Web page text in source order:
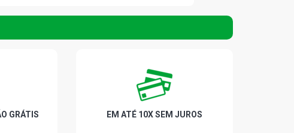
HATCH 1.0 8V EA111 FLEX (2004 -
HATCH 1.0 8V VHT EA111 CCNA L4
GRÁTIS EM ATÉ 10X SEM JUROS